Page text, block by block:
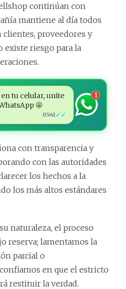
continúan con
mantiene al día todos
proveedores y
existe riesgo para la
tu celular, unite
🤩
05:41 ✓✓
1
con transparencia y
con las autoridades
los hechos a la
los más altos estándares
naturaleza, el proceso
reserva; lamentamos la
parcial o
en que el estricto
restituir la verdad.